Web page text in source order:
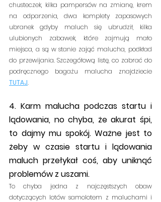
chusteczek, kilka pampersów na zmianę, krem
na odparzenia, dwa komplety zapasowych
ubranek gdyby maluch się ubrudził, kilka
ulubionych zabawek, które zajmują mało
miejsca, a są w stanie zająć malucha, podkład
do przewijania. Szczegółową listę, co zabrać do
TUTAJ.
4. Karm malucha podczas startu i
lądowania, no chyba, że akurat śpi,
to dajmy mu spokój. Ważne jest to
żeby w czasie startu i lądowania
maluch przełykał coś, aby uniknąć
problemów z uszami.
To chyba jedna z najczęstszych obaw
dotyczących lotów samolotem z maluchami i